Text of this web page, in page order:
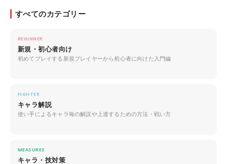
すべてのカテゴリー
BEGINNER
新規・初心者向け
初めてプレイする新規プレイヤーから初心者に向けた入門編
FIGHTER
キャラ解説
使い手によるキャラ毎の解説や上達するための方法・戦い方
MEASURES
キャラ・技対策